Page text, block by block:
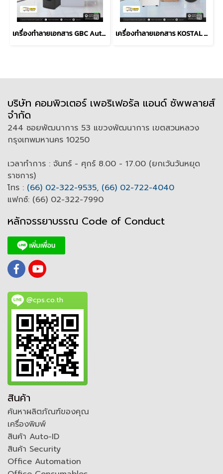
เครื่องทำลายเอกสาร GBC Autofeed+ 150M Micro Cut Shredder เครื่องทำลายเอกสาร KOSTAL KS-8245CD Shredder
บริษัท คอมพิวเตอร์ เพอริเฟอรัล แอนด์ ซัพพลายส์
จำกัด
244 ซอยพัฒนาการ 53 แขวงพัฒนาการ เขตสวนหลวง
กรุงเทพมหานคร 10250
เวลาทำการ : จันทร์ - ศุกร์ 8.00 - 17.00 (ยกเว้นวันหยุด
ราชการ)
โทร : (66) 02-322-9535, (66) 02-722-4040
แฟกซ์: (66) 02-322-7990
หลักจรรยาบรรณ Code of Conduct
@cps.co.th
สินค้า
ค้นหาผลิตภัณฑ์ของคุณ
เครื่องพิมพ์
สินค้า Auto-ID
สินค้า Security
Office Automation